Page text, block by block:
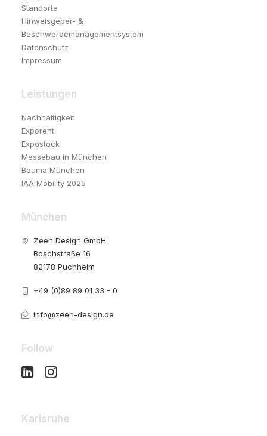
Standorte
Hinweisgeber- &
Beschwerdemanagementsystem
Datenschutz
Impressum
Leistungen
Nachhaltigkeit
Exporent
Expostock
Messebau in München
Bauma München
IAA Mobility 2025
München
Zeeh Design GmbH
Boschstraße 16
82178 Puchheim
+49 (0)89 89 01 33 - 0
info@zeeh-design.de
Follow
Karlsruhe